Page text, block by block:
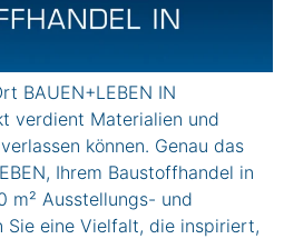
BAUEN+LEBEN IN
verdient Materialien und
können. Genau das
Ihrem Baustoffhandel in
m² Ausstellungs- und
Sie eine Vielfalt, die inspiriert,